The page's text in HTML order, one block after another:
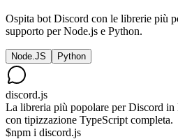
Ospita bot Discord con le librerie più
supporto per Node.js e Python.
Node.JS Python
discord.js
La libreria più popolare per Discord in
con tipizzazione TypeScript completa.
$npm i discord.js